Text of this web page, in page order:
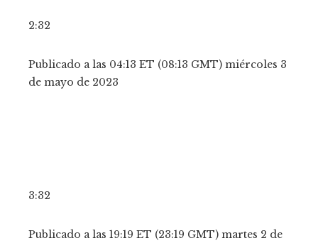
2:32
Publicado a las 04:13 ET (08:13 GMT) miércoles 3
de mayo de 2023
3:32
Publicado a las 19:19 ET (23:19 GMT) martes 2 de